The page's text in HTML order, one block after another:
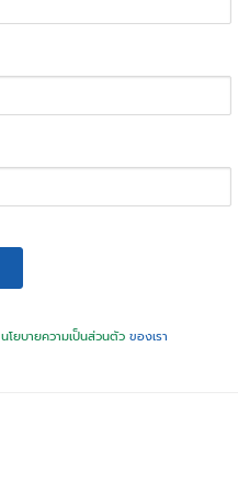
นโยบายความเป็นส่วนตัวของเรา